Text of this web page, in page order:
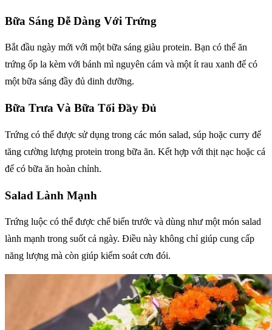
Bữa Sáng Dễ Dàng Với Trứng
Bắt đầu ngày mới với một bữa sáng giàu protein. Bạn có thể ăn
trứng ốp la kèm với bánh mì nguyên cám và một ít rau xanh để có
một bữa sáng đầy đủ dinh dưỡng.
Bữa Trưa Và Bữa Tối Đầy Đủ
Trứng có thể được sử dụng trong các món salad, súp hoặc curry để
tăng cường lượng protein trong bữa ăn. Kết hợp với thịt nạc hoặc cá
để có bữa ăn hoàn chỉnh.
Salad Lành Mạnh
Trứng luộc có thể được chế biến trước và dùng như một món salad
lành mạnh trong suốt cả ngày. Điều này không chỉ giúp cung cấp
năng lượng mà còn giúp kiểm soát cơn đói.